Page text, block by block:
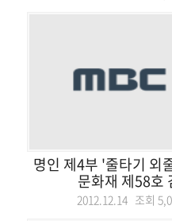
명인 제4부 '줄타기 외
문화재 제58호
2012.12.14 조회